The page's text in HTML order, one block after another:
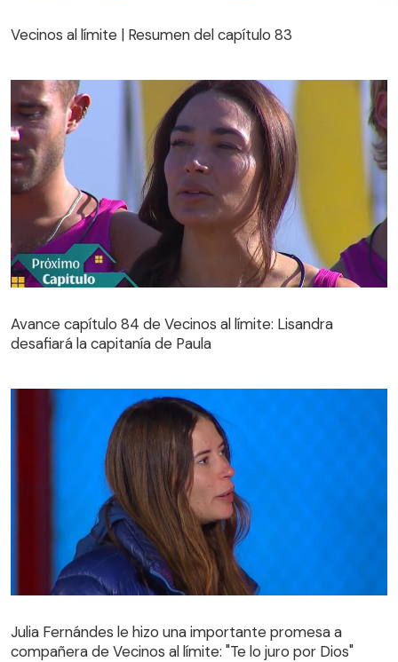
Vecinos al límite | Resumen del capítulo 83
desafiará la capitanía de Paula
Avance capítulo 84 de Vecinos al límite: Lisandra
desafiará la capitanía de Paula
compañera de Vecinos al límite: "Te lo juro por Dios"
Julia Fernándes le hizo una importante promesa a
compañera de Vecinos al límite: "Te lo juro por Dios"